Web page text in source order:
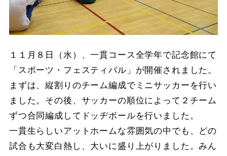
１１月８日（水）、一貫コース全学年で記念館にて
「スポーツ・フェスティバル」が開催されました。
まずは、縦割りのチーム編成でミニサッカーを行い
ました。その後、サッカーの順位によって２チーム
ずつ合同編成してドッヂボールを行いました。
一貫生らしいアットホームな雰囲気の中でも、どの
試合も大変白熱し、大いに盛り上がりました。みん